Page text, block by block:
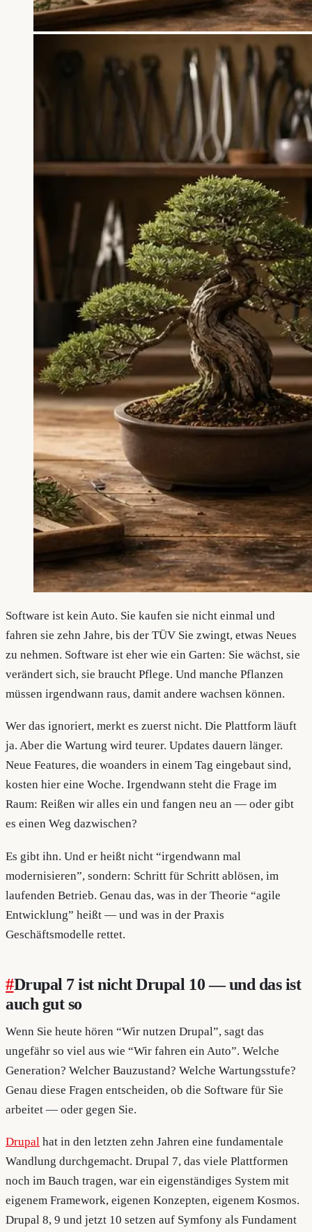
Software ist kein Auto. Sie kaufen sie nicht einmal und
fahren sie zehn Jahre, bis der TÜV Sie zwingt, etwas Neues
zu nehmen. Software ist eher wie ein Garten: Sie wächst, sie
verändert sich, sie braucht Pflege. Und manche Pflanzen
müssen irgendwann raus, damit andere wachsen können.
Wer das ignoriert, merkt es zuerst nicht. Die Plattform läuft
ja. Aber die Wartung wird teurer. Updates dauern länger.
Neue Features, die woanders in einem Tag eingebaut sind,
kosten hier eine Woche. Irgendwann steht die Frage im
Raum: Reißen wir alles ein und fangen neu an — oder gibt
es einen Weg dazwischen?
Es gibt ihn. Und er heißt nicht “irgendwann mal
modernisieren”, sondern: Schritt für Schritt ablösen, im
laufenden Betrieb. Genau das, was in der Theorie “agile
Entwicklung” heißt — und was in der Praxis
Geschäftsmodelle rettet.
#Drupal 7 ist nicht Drupal 10 — und das ist
auch gut so
Wenn Sie heute hören “Wir nutzen Drupal”, sagt das
ungefähr so viel aus wie “Wir fahren ein Auto”. Welche
Generation? Welcher Bauzustand? Welche Wartungsstufe?
Genau diese Fragen entscheiden, ob die Software für Sie
arbeitet — oder gegen Sie.
Drupal hat in den letzten zehn Jahren eine fundamentale
Wandlung durchgemacht. Drupal 7, das viele Plattformen
noch im Bauch tragen, war ein eigenständiges System mit
eigenem Framework, eigenen Konzepten, eigenem Kosmos.
Drupal 8, 9 und jetzt 10 setzen auf Symfony als Fundament